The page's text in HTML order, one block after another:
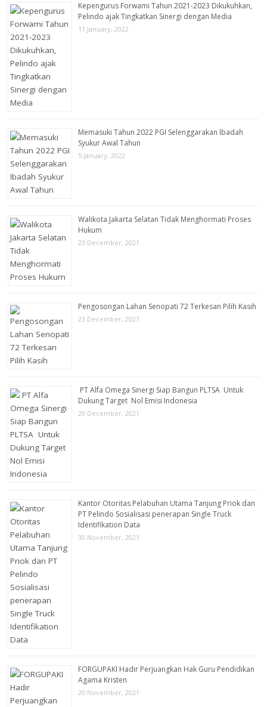
Kepengurus Forwami Tahun 2021-2023 Dikukuhkan,
Pelindo ajak Tingkatkan Sinergi dengan Media
11 January, 2022
Memasuki Tahun 2022 PGI Selenggarakan Ibadah
Syukur Awal Tahun
5 January, 2022
Walikota Jakarta Selatan Tidak Menghormati Proses
Hukum
23 December, 2021
Pengosongan Lahan Senopati 72 Terkesan Pilih Kasih
23 December, 2021
PT Alfa Omega Sinergi Siap Bangun PLTSA Untuk
Dukung Target Nol Emisi Indonesia
20 December, 2021
Kantor Otoritas Pelabuhan Utama Tanjung Priok dan
PT Pelindo Sosialisasi penerapan Single Truck
Identifikation Data
30 November, 2021
FORGUPAKI Hadir Perjuangkan Hak Guru Pendidikan
Agama Kristen
20 November, 2021